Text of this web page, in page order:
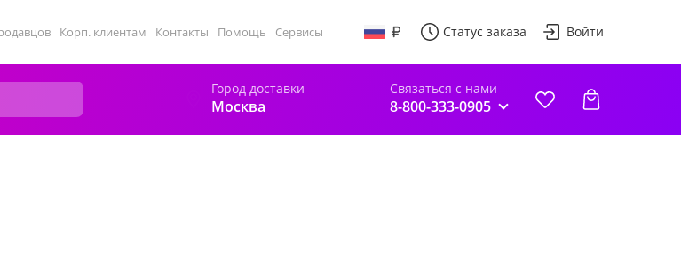
Корп. клиентам Контакты Помощь Сервисы Статус заказа Войти
Город доставки
Москва
Связаться с нами
8-800-333-0905